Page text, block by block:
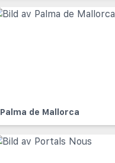
Palma de Mallorca